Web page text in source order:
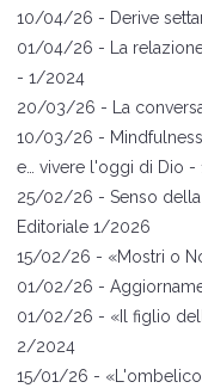
10/04/26 - Derive
01/04/26 -
La
- 1/2024
20/03/26 -
La
10/03/26 -
e… vivere l'oggi di Dio -
25/02/26 - Senso
Editoriale 1/2026
15/02/26 - «Mostri o
01/02/26 -
01/02/26 - « Il figlio
2/2024
15/01/26 - «